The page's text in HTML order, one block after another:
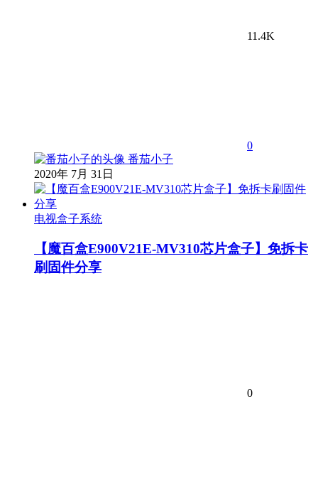
11.4K
0
番茄小子
2020年 7月 31日
电视盒子系统
【魔百盒E900V21E-MV310芯片盒子】免拆卡
刷固件分享
0